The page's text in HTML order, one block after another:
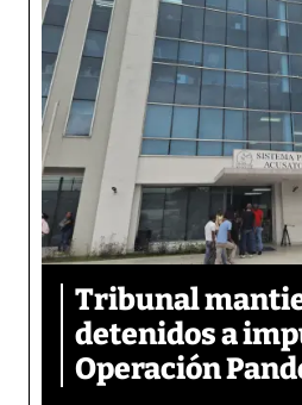
Tribunal
detenidos a
Operación